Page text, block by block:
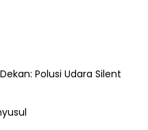
Polusi Udara Silent